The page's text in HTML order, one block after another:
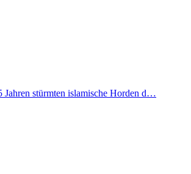
Jahren stürmten islamische Horden d…